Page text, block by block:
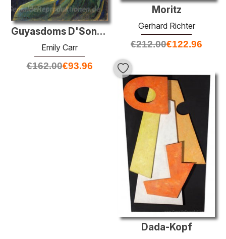
Guyasdoms D'Sonoqua
Emily Carr
€162.00€93.96
Moritz
Gerhard Richter
€212.00€122.96
Dada-Kopf